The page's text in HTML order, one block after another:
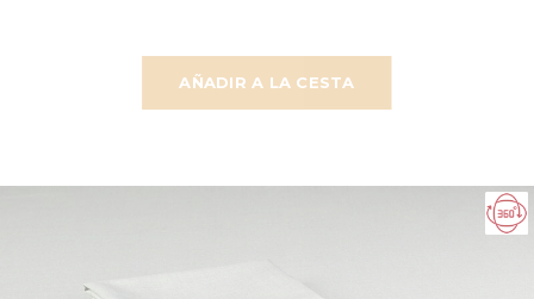
AÑADIR A LA CESTA